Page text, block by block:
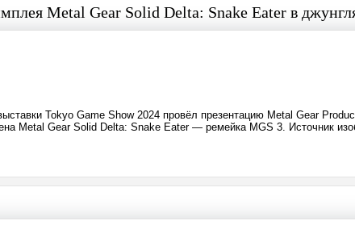
Metal Gear Solid Delta: Snake Eater в
Tokyo Game Show 2024 провёл презентацию Metal Gear
Metal Gear Solid Delta: Snake Eater — ремейка MGS 3. Источник